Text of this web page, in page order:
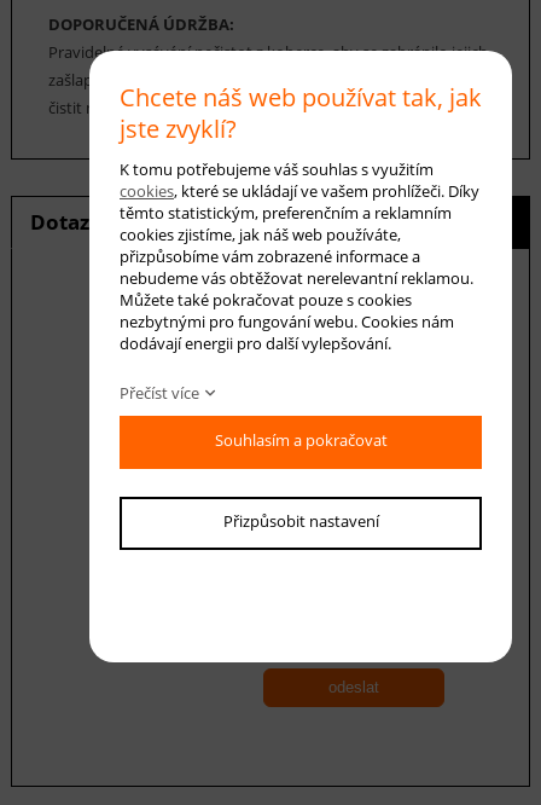
DOPORUČENÁ ÚDRŽBA:
Pravidelné vysávání nečistot z koberce, aby se zabránilo jejich
zašlapání do koberce. Cca jednou za 12-18 měsíců je možné
čistit nasucho nebo šamponováním.
Dotaz na produkt Hlídání ceny
E-mail *
odeslat
Chcete náš web používat tak, jak
jste zvyklí?
K tomu potřebujeme váš souhlas s využitím
cookies, které se ukládají ve vašem prohlížeči. Díky
těmto statistickým, preferenčním a reklamním
cookies zjistíme, jak náš web používáte,
přizpůsobíme vám zobrazené informace a
nebudeme vás obtěžovat nerelevantní reklamou.
Můžete také pokračovat pouze s cookies
nezbytnými pro fungování webu. Cookies nám
dodávají energii pro další vylepšování.
Přečíst více
Souhlasím a pokračovat
Přizpůsobit nastavení